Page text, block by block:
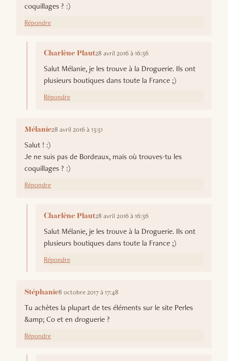
coquillages ? :)
Répondre
Charlène Plaut28 avril 2016 à 16:36
Salut Mélanie, je les trouve à la Droguerie. Ils ont
plusieurs boutiques dans toute la France ;)
Répondre
Mélanie28 avril 2016 à 13:51
Salut ! :)
Je ne suis pas de Bordeaux, mais où trouves-tu les
coquillages ? :)
Répondre
Charlène Plaut28 avril 2016 à 16:36
Salut Mélanie, je les trouve à la Droguerie. Ils ont
plusieurs boutiques dans toute la France ;)
Répondre
Stéphanie8 octobre 2017 à 17:48
Tu achètes la plupart de tes éléments sur le site Perles
&amp; Co et en droguerie ?
Répondre